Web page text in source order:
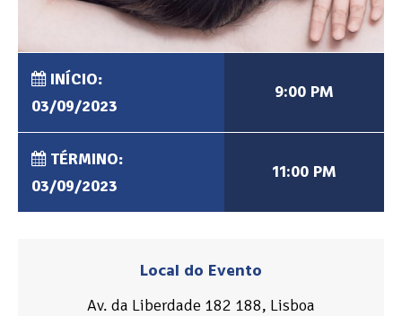
INÍCIO:
03/09/2023
9:00 PM
TÉRMINO:
03/09/2023
11:00 PM
Local do Evento
Av. da Liberdade 182 188, Lisboa